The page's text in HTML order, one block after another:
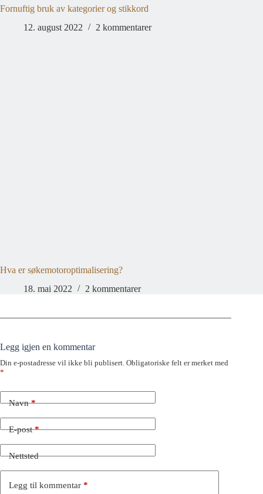
Fornuftig bruk av kategorier og stikkord
12. august 2022
2 kommentarer
Hva er søkemotoroptimalisering?
18. mai 2022
2 kommentarer
Legg igjen en kommentar
Din e-postadresse vil ikke bli publisert. Obligatoriske felt er merket med
*
Navn*
E-post*
Nettsted
Legg til kommentar *